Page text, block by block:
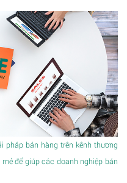
pháp bán hàng trên kênh thương
để giúp các doanh nghiệp bán